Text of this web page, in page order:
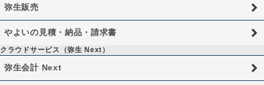
弥生販売
やよいの見積・納品・請求書
クラウドサービス（弥生 Next）
弥生会計 Next